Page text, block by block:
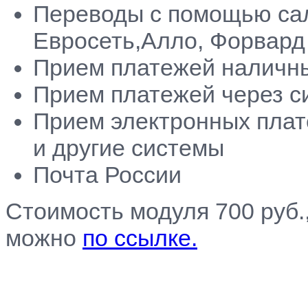
Переводы с помощью
Евросеть,Алло,
Прием платежей
Прием платежей через
Прием электронных
и другие системы
Почта России
Стоимость модуля 700
можно по ссылке.